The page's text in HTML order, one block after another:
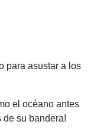
para asustar a los
el océano antes
de su bandera!